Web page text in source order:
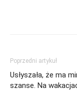
Poprzedni artykuł
Usłyszała, że ma
szanse. Na